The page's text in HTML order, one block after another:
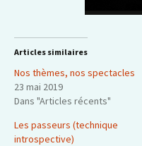
Articles similaires
Nos thèmes, nos spectacles
23 mai 2019
Dans "Articles récents"
Les passeurs (technique
introspective)